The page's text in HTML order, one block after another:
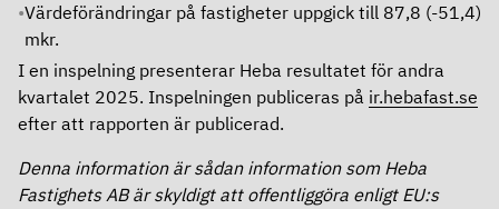
Värdeförändringar på fastigheter uppgick till 87,8 (-51,4)
mkr.
I en inspelning presenterar Heba resultatet för andra
kvartalet 2025. Inspelningen publiceras på ir.hebafast.se
efter att rapporten är publicerad.
Denna information är sådan information som Heba
Fastighets AB är skyldigt att offentliggöra enligt EU:s